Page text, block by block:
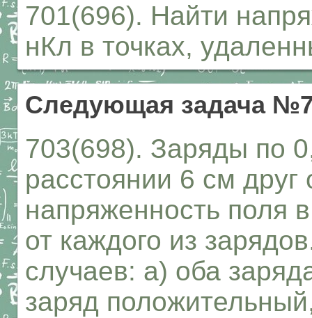
701(696). Найти
нКл в точках,
Следующая задача
703(698). Заряды по
расстоянии 6 см друг
напряженность поля
от каждого из
случаев: а) оба
заряд